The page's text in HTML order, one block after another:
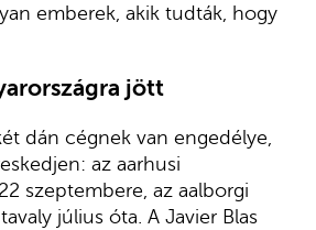
emberek, akik tudták, hogy
jött
dán cégnek van engedélye,
az aarhusi
szeptembere, az aalborgi
július óta. A Javier Blas